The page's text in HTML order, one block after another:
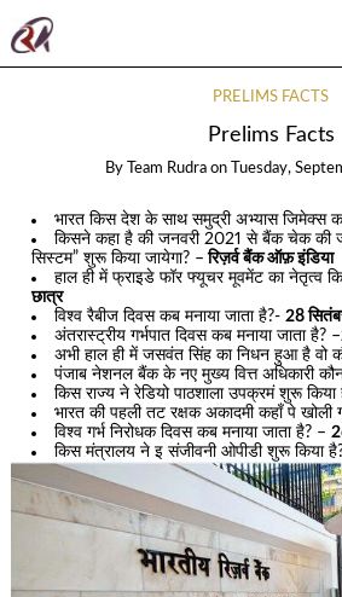
PRELIMS FACTS
Prelims Facts
By Team Rudra on Tuesday,
भारत किस देश के साथ समुद्री अभ्यास जिमेक्स
किसने कहा है की जनवरी 2021 से बैंक चेक की
सिस्टम” शुरू किया जायेगा? – रिज़र्व बैंक ऑफ़ इंडिया
हाल ही में फ्राइडे फॉर फ्यूचर मूवमेंट का नेतृत्व
छात्र
विश्व रैबीज दिवस कब मनाया जाता है?-28
अंतरास्ट्रीय गर्भपात दिवस कब मनाया जाता है? –
अभी हाल ही में जसवंत सिंह का निधन हुआ है वो
पंजाब नेशनल बैंक के नए मुख्य वित्त अधिकारी
किस राज्य ने रेडियो पाठशाला उपक्रमं शुरू किया
भारत की पहली तट रक्षक अकादमी कहाँ पे खोली
विश्व गर्भ निरोधक दिवस कब मनाया जाता है? –
किस मंत्रालय ने इ संजीवनी ओपीडी शुरू किया